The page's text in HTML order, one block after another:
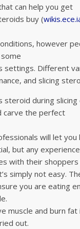
can help you get
buy (
however
settings. Different
and slicing
steroid during
carve the perfect
will let
but any
with their
simply not easy.
you are eating
muscle and burn
out.